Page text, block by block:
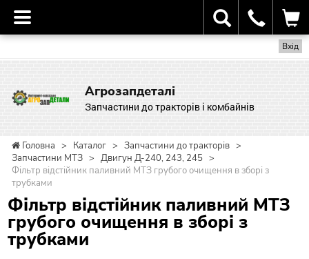
Вхід
Агрозапдеталі
Запчастини до тракторів і комбайнів
Головна > Каталог > Запчастини до тракторів >
Запчастини МТЗ > Двигун Д-240, 243, 245 >
Фільтр відстійник паливний МТЗ грубого очищення в зборі з
трубками
Фільтр відстійник паливний МТЗ
грубого очищення в зборі з
трубками